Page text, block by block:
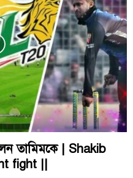
তামিমকে | Shakib
fight ||